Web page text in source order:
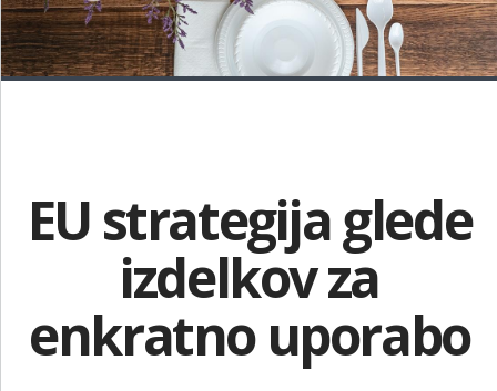
SVETOVALNI CENTER
BLOG
PRIJAVA
EU strategija glede
izdelkov za
enkratno uporabo